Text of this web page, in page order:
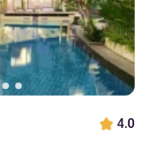
4.0